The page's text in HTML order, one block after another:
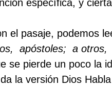
específica, y
el pasaje, podemos
apóstoles; a otros,
se pierde un poco la
la versión Dios